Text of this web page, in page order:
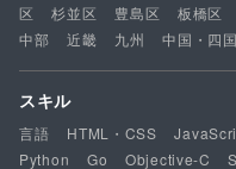
区
杉並区 豊島区 板橋区
中部
近畿 九州 中国・四国
スキル
言語 HTML・CSS
Python
Go Objective-C